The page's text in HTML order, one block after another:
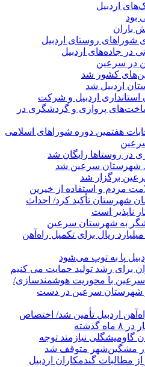
اردبیل
بود
باران
در سرعین
کشور شد
اردبیل شد
استانداری اردبیل و شرکت
پروازی و گردشگری در
هفتمین دوره شوراهای اسلامی
در روستاها رایگان شد
شهرستان سرعین شد
برگزار شد
مردم و استفاده از خیرین
شهرستان تأکید کرد/ احداث
ناپذیر است
به شهرستان سرعین
استانداراردبیل: سه هزار و ۵۰۰ میلیارد ریال برای تکمیل راه‌آهن
پا به توپ می‌شود
برای رشد تولید حمایت می کنیم
با محوریت هوشمندسازی/
شهرستان سرعین در دست
راه‌آهن اردبیل تأمین شد/ اختصاص
گاومیشگلی نیازمند توجه
دیگر از مطالبات گندمکاران اردبیل